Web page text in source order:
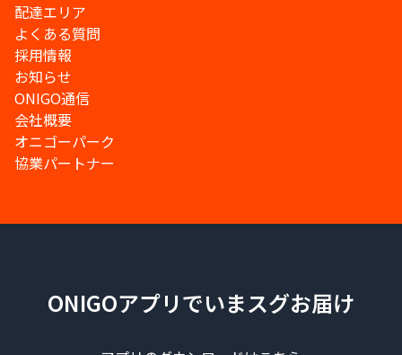
配達エリア
よくある質問
採用情報
お知らせ
ONIGO通信
会社概要
オニゴーパーク
協業パートナー
ONIGOアプリでいまスグお届け